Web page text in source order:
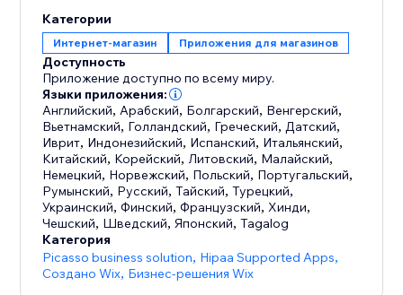
- Рейтинг в Google: вас найдут в поисковых
системах благодаря расширенным настройкам
SEO и функциям витрины, которые адаптированы
к SEO сайтов электронной коммерции
- Начните продавать с дропшиппингом:
продавайте товары от поставщиков, которые
обеспечивают запасы и выполнение заказов за вас
- Продавайте где угодно: конвертируйте цены в
любую валюту, используйте глобальных
поставщиков услуг доставки с местными
тарифами и автоматически рассчитывайте налоги
Категории
Интернет-магазин Приложения для магазинов
Доступность
Приложение доступно по всему миру.
Языки приложения:
Английский, Арабский, Болгарский, Венгерский,
Вьетнамский, Голландский, Греческий, Датский,
Иврит, Индонезийский, Испанский, Итальянский,
Китайский, Корейский, Литовский, Малайский,
Немецкий, Норвежский, Польский, Португальский,
Румынский, Русский,Тайский,Турецкий,
Украинский,Финский,Французский, Хинди,
Чешский, Шведский,Японский,Tagalog
Категория
Picasso business solution, Hipaa Supported Apps,
Создано Wix, Бизнес-решения Wix